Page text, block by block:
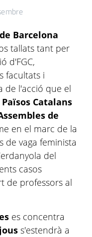
Barcelona
tallats tant per
d'FGC,
facultats i
de l'acció que el
Catalans
de
en el marc de la
de vaga feminista
del
casos
de professors al
es concentra
s'estendrà a